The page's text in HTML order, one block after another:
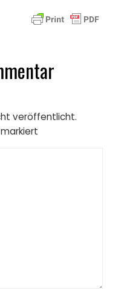
veröffentlicht.
markiert